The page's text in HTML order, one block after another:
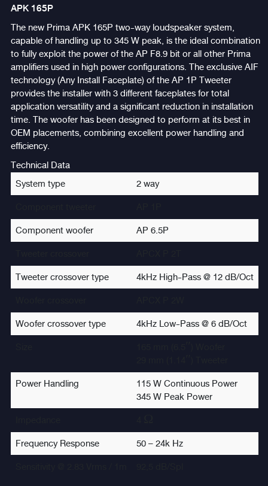
APK 165P
The new Prima APK 165P two-way loudspeaker system,
capable of handling up to 345 W peak, is the ideal combination
to fully exploit the power of the AP F8.9 bit or all other Prima
amplifiers used in high power configurations. The exclusive AIF
technology (Any Install Faceplate) of the AP 1P Tweeter
provides the installer with 3 different faceplates for total
application versatility and a significant reduction in installation
time. The woofer has been designed to perform at its best in
OEM placements, combining excellent power handling and
efficiency.
Technical Data
System type
2 way
Component woofer
AP 6.5P
Tweeter crossover type
4kHz High-Pass @ 12 dB/Oct
Woofer crossover type
4kHz Low-Pass @ 6 dB/Oct
Power Handling
115 W Continuous Power
345 W Peak Power
Frequency Response
50 – 24k Hz